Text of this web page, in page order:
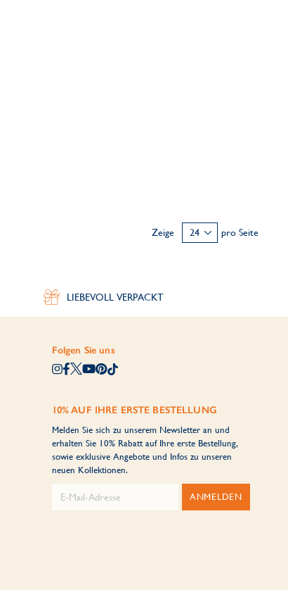
Zeige pro Seite
LIEBEVOLL VERPACKT
Folgen Sie uns
10% AUF IHRE ERSTE BESTELLUNG
Melden Sie sich zu unserem Newsletter an und
erhalten Sie 10% Rabatt auf Ihre erste Bestellung,
sowie exklusive Angebote und Infos zu unseren
neuen Kollektionen.
ANMELDEN